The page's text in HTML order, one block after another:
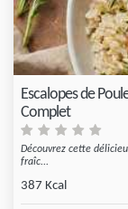
Escalopes de
Complet
Découvrez cette
fraîc...
387 Kcal